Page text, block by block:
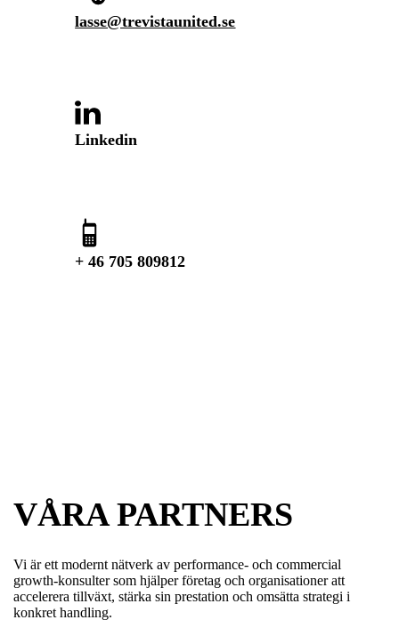
lasse@trevistaunited.se
Linkedin
+ 46 705 809812
VÅRA PARTNERS
Vi är ett modernt nätverk av performance- och commercial
growth-konsulter som hjälper företag och organisationer att
accelerera tillväxt, stärka sin prestation och omsätta strategi i
konkret handling.